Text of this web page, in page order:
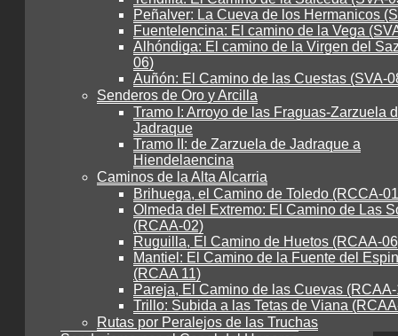
Peñalver: La Cueva de los Hermanicos
Fuentelencina: El camino de la Vega
Alhóndiga: El camino de la Virgen del
06)
Auñón: El Camino de las Cuestas (SVA-
Senderos de Oro y Arcilla
Tramo I: Arroyo de las Fraguas-Zarzuela
Jadraque
Tramo II: de Zarzuela de Jadraque a
Hiendelaencina
Caminos de la Alta Alcarria
Brihuega, el Camino de Toledo (RCCA-
Olmeda del Extremo: El Camino de Las
(RCAA-02)
Ruguilla, El Camino de Huetos (RCAA-
Mantiel: El Camino de la Fuente del
(RCAA 11)
Pareja, El Camino de las Cuevas
Trillo: Subida a las Tetas de Viana
Rutas por Peralejos de las Truchas